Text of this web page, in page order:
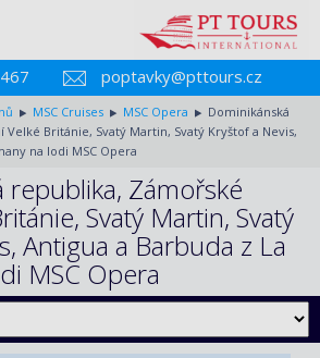
poptavky@pttours.cz
MSC Cruises MSC Opera
Dominikánská
Británie, Svatý Martin, Svatý Kryštof a Nevis,
na lodi MSC Opera
republika, Zámořské
Svatý Martin, Svatý
Antigua a Barbuda z La
MSC Opera